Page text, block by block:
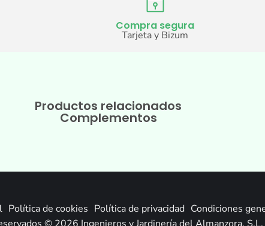
Compra segura
Tarjeta y Bizum
Productos relacionados
Complementos
Política de cookies Política de privacidad Condiciones